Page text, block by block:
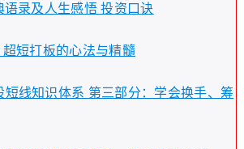
语录及人生感悟 投资口诀
短打板的心法与精髓
短线知识体系 第三部分：学会换手、筹